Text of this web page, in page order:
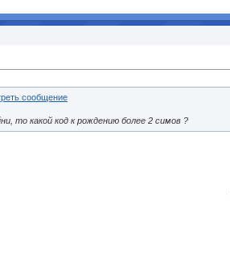
то какой код к рождению более 2 симов ?